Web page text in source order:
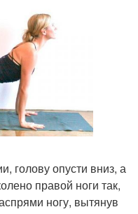
голову опусти вниз, а
правой ноги так,
ногу, вытянув